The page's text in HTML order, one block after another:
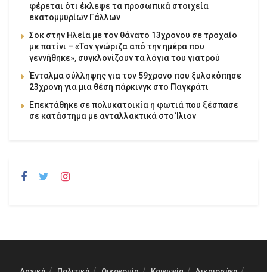
φέρεται ότι έκλεψε τα προσωπικά στοιχεία
εκατομμυρίων Γάλλων
Σοκ στην Ηλεία με τον θάνατο 13χρονου σε τροχαίο
με πατίνι – «Τον γνώριζα από την ημέρα που
γεννήθηκε», συγκλονίζουν τα λόγια του γιατρού
Ένταλμα σύλληψης για τον 59χρονο που ξυλοκόπησε
23χρονη για μια θέση πάρκινγκ στο Παγκράτι
Επεκτάθηκε σε πολυκατοικία η φωτιά που ξέσπασε
σε κατάστημα με ανταλλακτικά στο Ίλιον